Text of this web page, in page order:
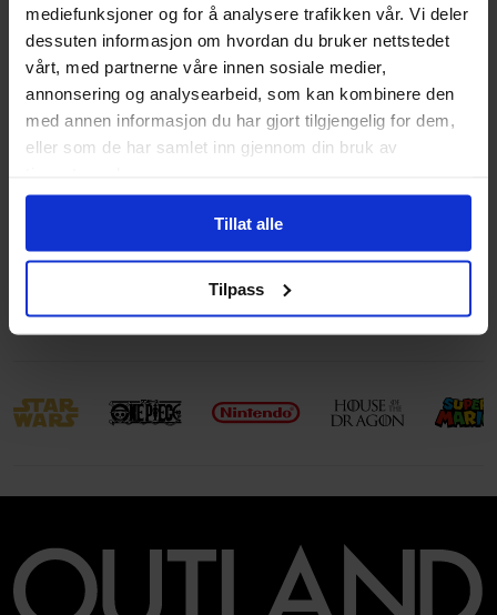
mediefunksjoner og for å analysere trafikken vår. Vi deler
dessuten informasjon om hvordan du bruker nettstedet
vårt, med partnerne våre innen sosiale medier,
annonsering og analysearbeid, som kan kombinere den
med annen informasjon du har gjort tilgjengelig for dem,
eller som de har samlet inn gjennom din bruk av
Tillat alle
Tilpass
Antall Sider
112
Utgiver
Marvel Comics
Lanseringsdato
(dd.mm.yyyy)
24.11.2010
Aldersgruppe
Voksen
Illustrasjoner
1 Illustrations
Paperback
Språk
Leverandørstatus
Nytt forlag